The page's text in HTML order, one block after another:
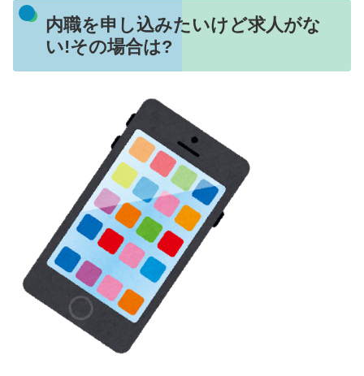
内職を申し込みたいけど求人がな
い!その場合は?